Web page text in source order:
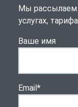
Мы рассылаем
услугах,
Ваше имя
Email *